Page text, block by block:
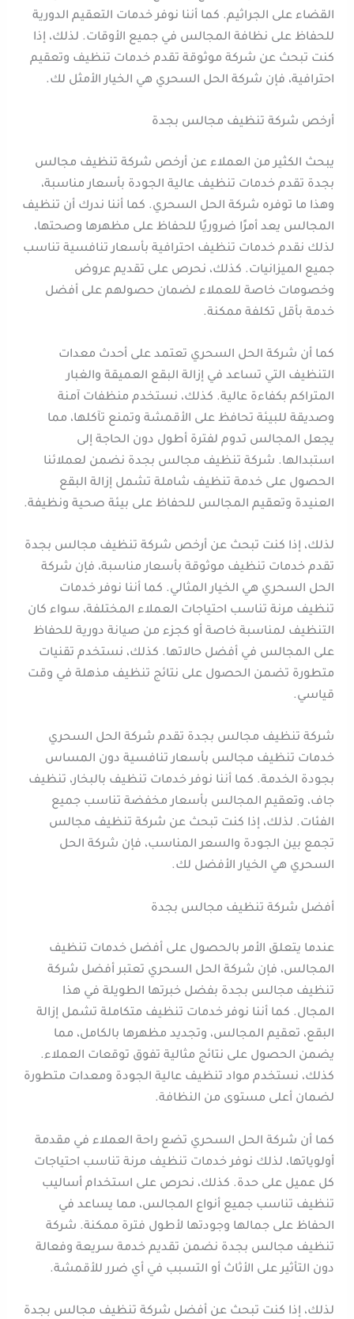
القضاء على الجراثيم. كما أننا نوفر خدمات التعقيم الدورية
للحفاظ على نظافة المجالس في جميع الأوقات. لذلك، إذا
كنت تبحث عن شركة موثوقة تقدم خدمات تنظيف وتعقيم
احترافية، فإن شركة الحل السحري هي الخيار الأمثل لك.
أرخص شركة تنظيف مجالس بجدة
يبحث الكثير من العملاء عن أرخص شركة تنظيف مجالس
بجدة تقدم خدمات تنظيف عالية الجودة بأسعار مناسبة،
وهذا ما توفره شركة الحل السحري. كما أننا ندرك أن تنظيف
المجالس يعد أمرًا ضروريًا للحفاظ على مظهرها وصحتها،
لذلك نقدم خدمات تنظيف احترافية بأسعار تنافسية تناسب
جميع الميزانيات. كذلك، نحرص على تقديم عروض
وخصومات خاصة للعملاء لضمان حصولهم على أفضل
خدمة بأقل تكلفة ممكنة.
كما أن شركة الحل السحري تعتمد على أحدث معدات
التنظيف التي تساعد في إزالة البقع العميقة والغبار
المتراكم بكفاءة عالية. كذلك، نستخدم منظفات آمنة
وصديقة للبيئة تحافظ على الأقمشة وتمنع تآكلها، مما
يجعل المجالس تدوم لفترة أطول دون الحاجة إلى
استبدالها. شركة تنظيف مجالس بجدة نضمن لعملائنا
الحصول على خدمة تنظيف شاملة تشمل إزالة البقع
العنيدة وتعقيم المجالس للحفاظ على بيئة صحية ونظيفة.
لذلك، إذا كنت تبحث عن أرخص شركة تنظيف مجالس بجدة
تقدم خدمات تنظيف موثوقة بأسعار مناسبة، فإن شركة
الحل السحري هي الخيار المثالي. كما أننا نوفر خدمات
تنظيف مرنة تناسب احتياجات العملاء المختلفة، سواء كان
التنظيف لمناسبة خاصة أو كجزء من صيانة دورية للحفاظ
على المجالس في أفضل حالاتها. كذلك، نستخدم تقنيات
متطورة تضمن الحصول على نتائج تنظيف مذهلة في وقت
قياسي.
شركة تنظيف مجالس بجدة تقدم شركة الحل السحري
خدمات تنظيف مجالس بأسعار تنافسية دون المساس
بجودة الخدمة. كما أننا نوفر خدمات تنظيف بالبخار، تنظيف
جاف، وتعقيم المجالس بأسعار مخفضة تناسب جميع
الفئات. لذلك، إذا كنت تبحث عن شركة تنظيف مجالس
تجمع بين الجودة والسعر المناسب، فإن شركة الحل
السحري هي الخيار الأفضل لك.
أفضل شركة تنظيف مجالس بجدة
عندما يتعلق الأمر بالحصول على أفضل خدمات تنظيف
المجالس، فإن شركة الحل السحري تعتبر أفضل شركة
تنظيف مجالس بجدة بفضل خبرتها الطويلة في هذا
المجال. كما أننا نوفر خدمات تنظيف متكاملة تشمل إزالة
البقع، تعقيم المجالس، وتجديد مظهرها بالكامل، مما
يضمن الحصول على نتائج مثالية تفوق توقعات العملاء.
كذلك، نستخدم مواد تنظيف عالية الجودة ومعدات متطورة
لضمان أعلى مستوى من النظافة.
كما أن شركة الحل السحري تضع راحة العملاء في مقدمة
أولوياتها، لذلك نوفر خدمات تنظيف مرنة تناسب احتياجات
كل عميل على حدة. كذلك، نحرص على استخدام أساليب
تنظيف تناسب جميع أنواع المجالس، مما يساعد في
الحفاظ على جمالها وجودتها لأطول فترة ممكنة. شركة
تنظيف مجالس بجدة نضمن تقديم خدمة سريعة وفعالة
دون التأثير على الأثاث أو التسبب في أي ضرر للأقمشة.
لذلك، إذا كنت تبحث عن أفضل شركة تنظيف مجالس بجدة